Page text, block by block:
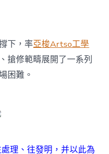
下，率亞梭Artso工學
搶修範疇展開了一系列
困難。
理、往發明，并以此為